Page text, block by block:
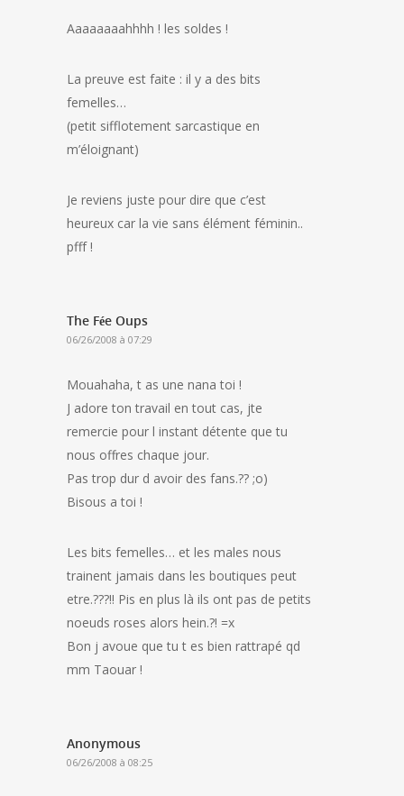
Aaaaaaaahhhh ! les soldes !
La preuve est faite : il y a des bits
femelles…
(petit sifflotement sarcastique en
m’éloignant)
Je reviens juste pour dire que c’est
heureux car la vie sans élément féminin..
pfff !
The Fée Oups
06/26/2008 à 07:29
Mouahaha, t as une nana toi !
J adore ton travail en tout cas, jte
remercie pour l instant détente que tu
nous offres chaque jour.
Pas trop dur d avoir des fans.?? ;o)
Bisous a toi !
Les bits femelles… et les males nous
trainent jamais dans les boutiques peut
etre.???!! Pis en plus là ils ont pas de petits
noeuds roses alors hein.?! =x
Bon j avoue que tu t es bien rattrapé qd
mm Taouar !
Anonymous
06/26/2008 à 08:25